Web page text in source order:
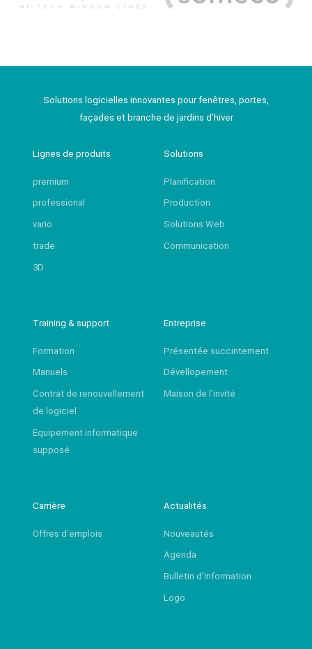
Solutions logicielles innovantes pour fenêtres, portes,
façades et branche de jardins d’hiver
Lignes de produits
premium
professional
vario
trade
3D
Solutions
Planification
Production
Solutions Web
Communication
Training & support
Formation
Manuels
Contrat de renouvellement
de logiciel
Equipement informatique
supposé
Entreprise
Présentée succintement
Dévellopement
Maison de l’invité
Carrière
Offres d’emplois
Actualités
Nouveautés
Agenda
Bulletin d'information
Logo